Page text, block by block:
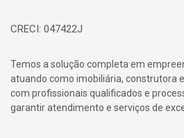
CRECI: 047422J
Temos a solução completa em
atuando como imobiliária, construtora
com profissionais qualificados e
garantir atendimento e serviços de